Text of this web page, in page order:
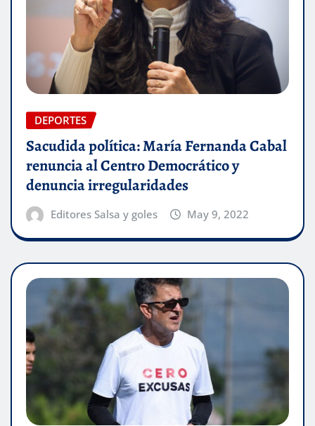
DEPORTES
Sacudida política: María Fernanda Cabal
renuncia al Centro Democrático y
denuncia irregularidades
Editores Salsa y goles May 9, 2022